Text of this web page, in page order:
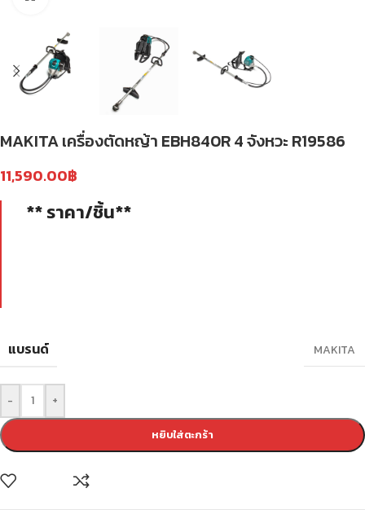
MAKITA เครื่องตัดหญ้า EBH840R 4 จังหวะ R19586
11,590.00฿
** ราคา/ชิ้น**
แบรนด์ MAKITA
- +
หยิบใส่ตะกร้า